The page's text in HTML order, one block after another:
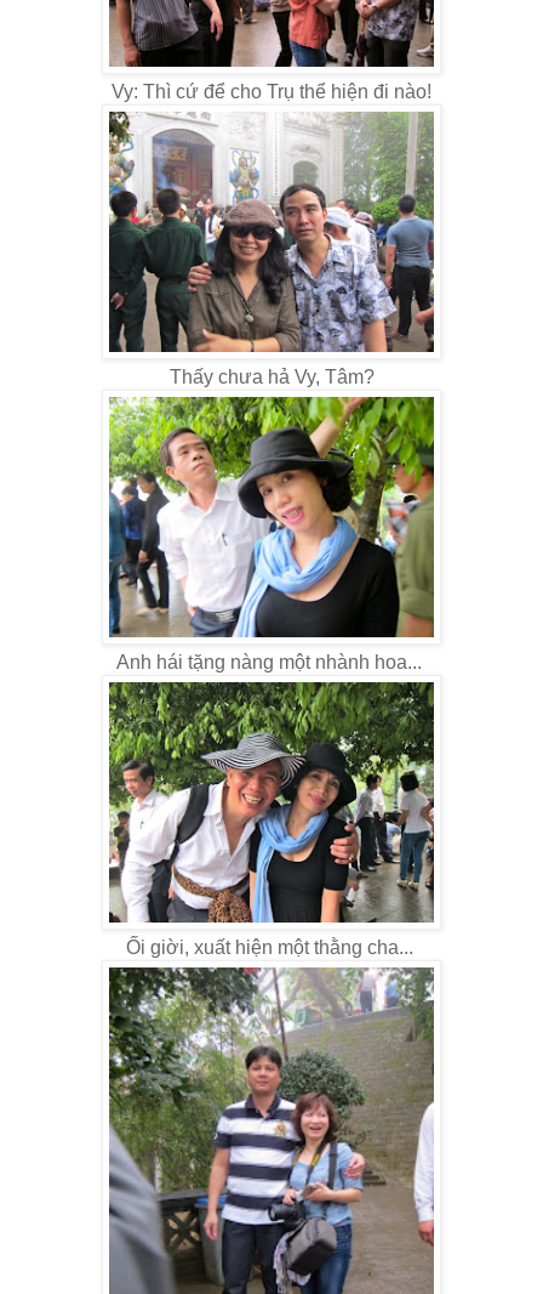
Vy: Thì cứ để cho Trụ thể hiện đi nào!
Thấy chưa hả Vy, Tâm?
Anh hái tặng nàng một nhành hoa...
Ối giời, xuất hiện một thằng cha...